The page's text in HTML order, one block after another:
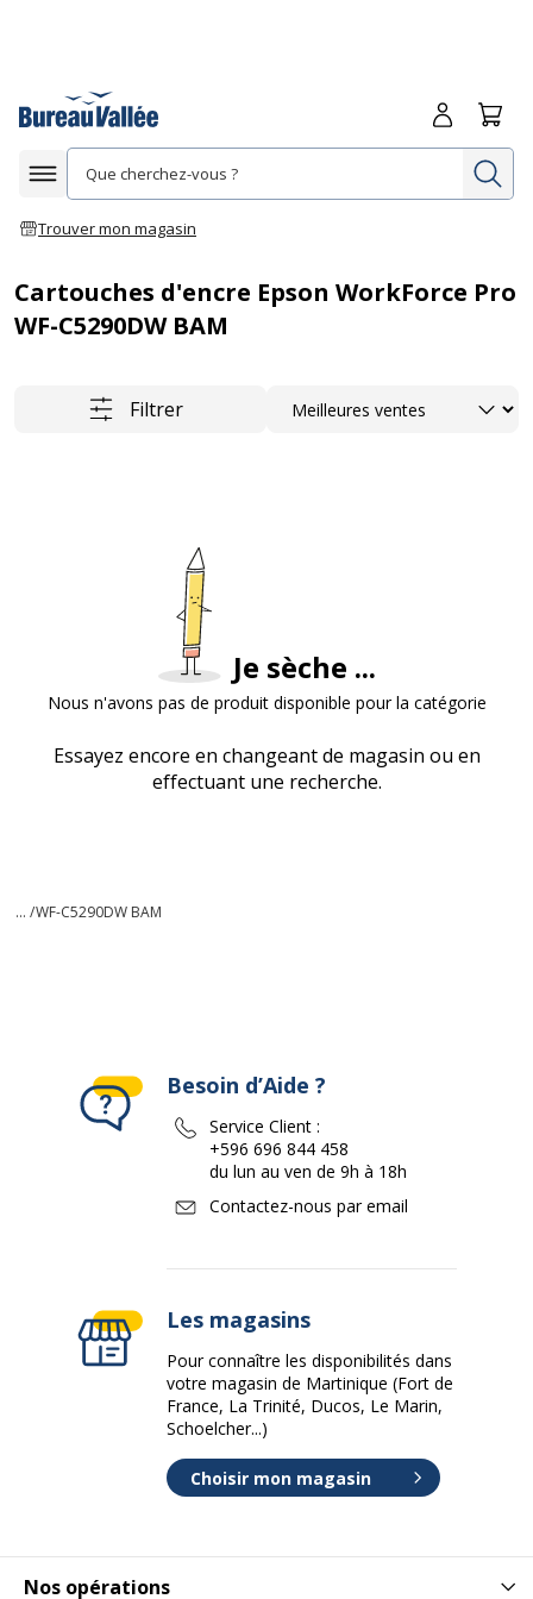
Afficher la navigation
Trouver mon magasin
Me
Cartouches d'encre Epson WorkForce Pro
WF-C5290DW BAM
Filtrer Trier
Je sèche ...
Nous n'avons pas de produit disponible pour la catégorie
Essayez encore en changeant de magasin ou en
effectuant une recherche.
... /WF-C5290DW BAM
Nos opérations
Besoin d’Aide ?
Service Client :
+596 696 844 458
du lun au ven de 9h à 18h
Contactez-nous par email
Les magasins
Pour connaître les disponibilités dans
votre magasin de Martinique (Fort de
France, La Trinité, Ducos, Le Marin,
Schoelcher...)
Choisir mon magasin